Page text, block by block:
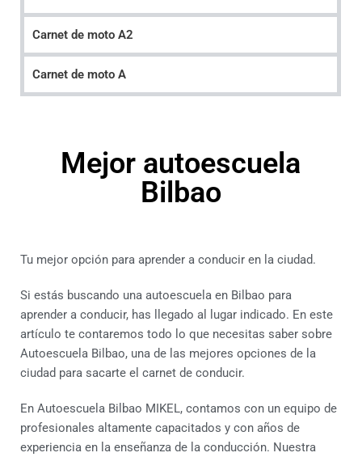
Carnet de moto A2
Carnet de moto A
Mejor autoescuela
Bilbao
Tu mejor opción para aprender a conducir en la ciudad.
Si estás buscando una autoescuela en Bilbao para
aprender a conducir, has llegado al lugar indicado. En este
artículo te contaremos todo lo que necesitas saber sobre
Autoescuela Bilbao, una de las mejores opciones de la
ciudad para sacarte el carnet de conducir.
En Autoescuela Bilbao MIKEL, contamos con un equipo de
profesionales altamente capacitados y con años de
experiencia en la enseñanza de la conducción. Nuestra